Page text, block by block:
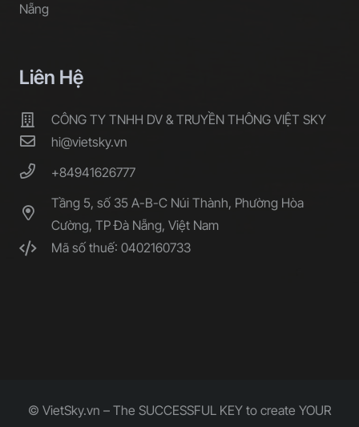
Nẵng
Liên Hệ
CÔNG TY TNHH DV & TRUYỀN THÔNG VIỆT SKY
hi@vietsky.vn
+84941626777
Tầng 5, số 35 A-B-C Núi Thành, Phường Hòa
Cường, TP Đà Nẵng, Việt Nam
Mã số thuế: 0402160733
© VietSky.vn – The SUCCESSFUL KEY to create YOUR